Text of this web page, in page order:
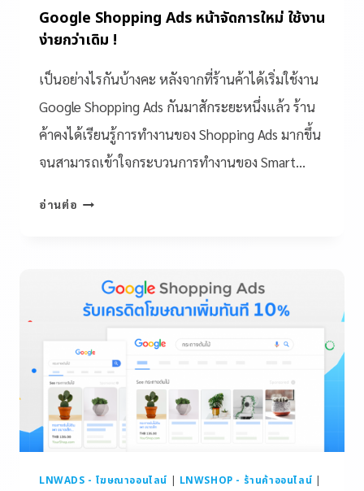
Google Shopping Ads หน้าจัดการใหม่ ใช้งาน
ง่ายกว่าเดิม !
เป็นอย่างไรกันบ้างคะ หลังจากที่ร้านค้าได้เริ่มใช้งาน
Google Shopping Ads กันมาสักระยะหนึ่งแล้ว ร้าน
ค้าคงได้เรียนรู้การทำงานของ Shopping Ads มากขึ้น
จนสามารถเข้าใจกระบวนการทำงานของ Smart…
อ่านต่อ
LNWADS - โฆษณาออนไลน์ | LNWSHOP - ร้านค้าออนไลน์ |